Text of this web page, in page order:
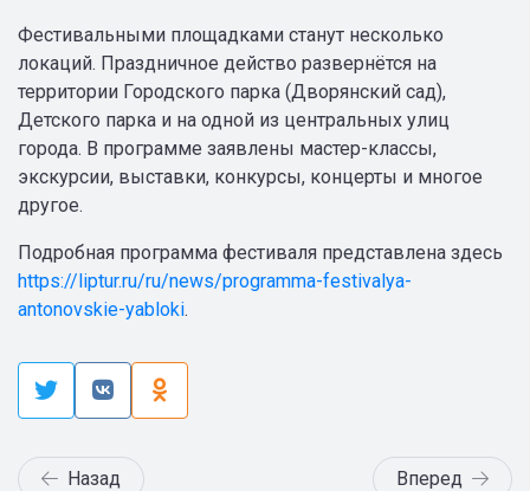
Фестивальными площадками станут несколько
локаций. Праздничное действо развернётся на
территории Городского парка (Дворянский сад),
Детского парка и на одной из центральных улиц
города. В программе заявлены мастер-классы,
экскурсии, выставки, конкурсы, концерты и многое
другое.
Подробная программа фестиваля представлена здесь
https://liptur.ru/ru/news/programma-festivalya-
antonovskie-yabloki.
Назад Вперед